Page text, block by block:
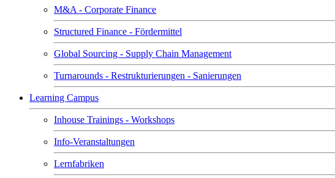
M&A - Corporate Finance
Structured Finance - Fördermittel
Global Sourcing - Supply Chain Management
Turnarounds - Restrukturierungen - Sanierungen
Learning Campus
Inhouse Trainings - Workshops
Info-Veranstaltungen
Lernfabriken